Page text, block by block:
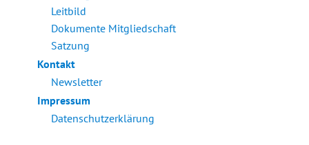
Leitbild
Dokumente Mitgliedschaft
Satzung
Kontakt
Newsletter
Impressum
Datenschutzerklärung